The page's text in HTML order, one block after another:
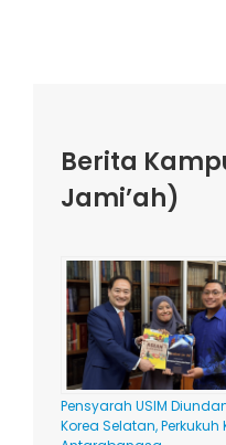
Berita
Jami’ah)
Pensyarah USIM
Korea Selatan,